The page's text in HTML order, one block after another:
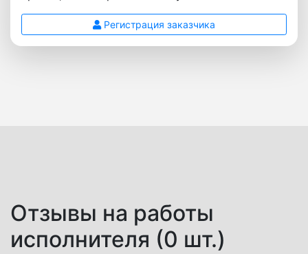
Регистрация заказчика
Отзывы на работы
исполнителя (0 шт.)